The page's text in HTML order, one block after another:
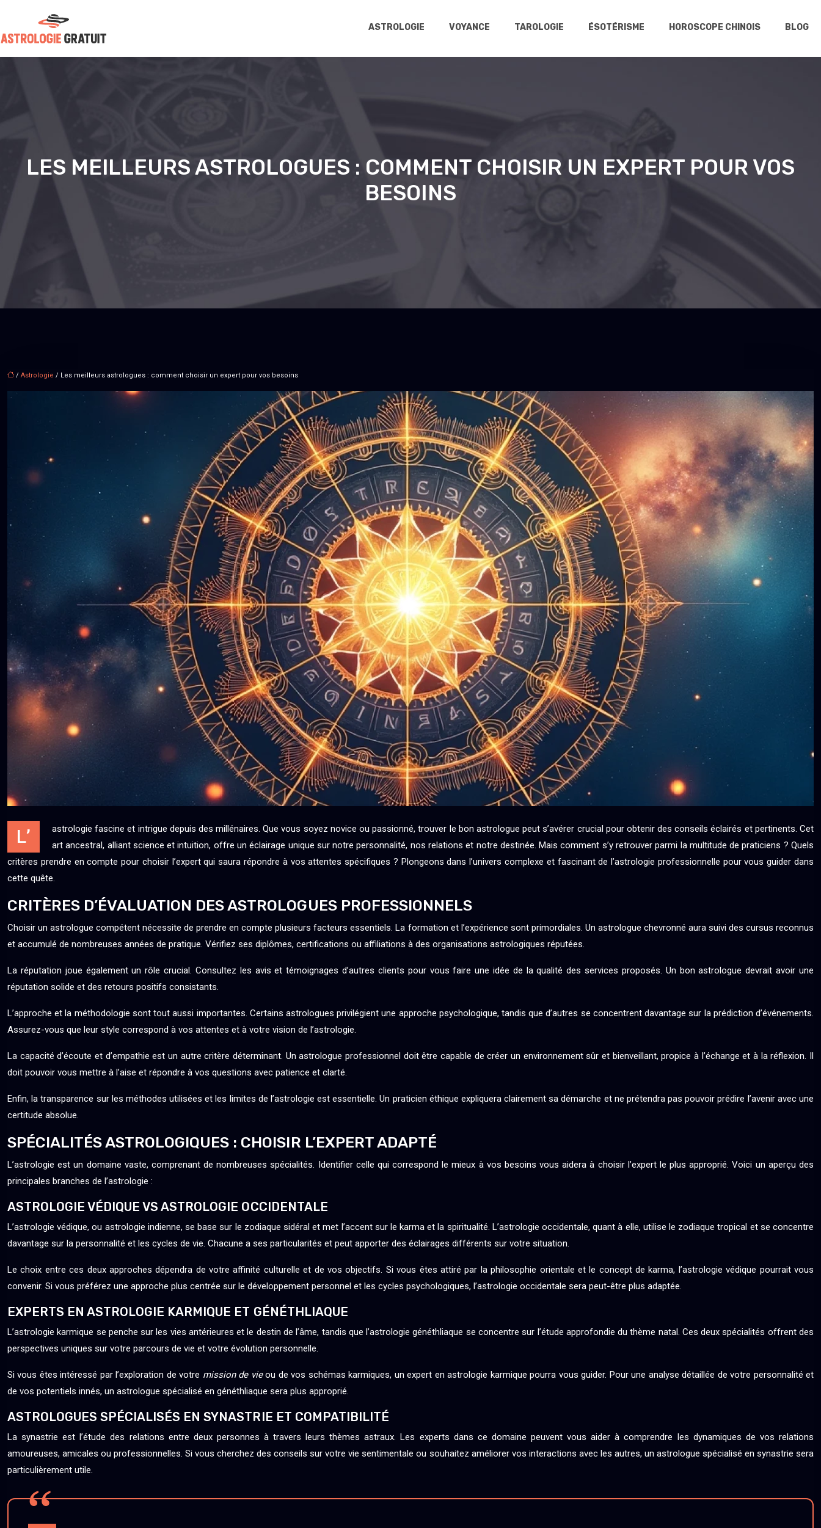
ASTROLOGIE VOYANCE TAROLOGIE ÉSOTÉRISME HOROSCOPE CHINOIS BLOG
LES MEILLEURS ASTROLOGUES : COMMENT CHOISIR UN EXPERT POUR VOS
BESOINS
/ Astrologie / Les meilleurs astrologues : comment choisir un expert pour vos besoins
L’
astrologie fascine et intrigue depuis des millénaires. Que vous soyez novice ou passionné, trouver le bon astrologue peut s’avérer crucial pour obtenir des conseils éclairés et pertinents. Cet
art ancestral, alliant science et intuition, offre un éclairage unique sur notre personnalité, nos relations et notre destinée. Mais comment s’y retrouver parmi la multitude de praticiens ? Quels
critères prendre en compte pour choisir l’expert qui saura répondre à vos attentes spécifiques ? Plongeons dans l’univers complexe et fascinant de l’astrologie professionnelle pour vous guider dans
cette quête.
CRITÈRES D’ÉVALUATION DES ASTROLOGUES PROFESSIONNELS
Choisir un astrologue compétent nécessite de prendre en compte plusieurs facteurs essentiels. La formation et l’expérience sont primordiales. Un astrologue chevronné aura suivi des cursus reconnus
et accumulé de nombreuses années de pratique. Vérifiez ses diplômes, certifications ou affiliations à des organisations astrologiques réputées.
La réputation joue également un rôle crucial. Consultez les avis et témoignages d’autres clients pour vous faire une idée de la qualité des services proposés. Un bon astrologue devrait avoir une
réputation solide et des retours positifs consistants.
L’approche et la méthodologie sont tout aussi importantes. Certains astrologues privilégient une approche psychologique, tandis que d’autres se concentrent davantage sur la prédiction d’événements.
Assurez-vous que leur style correspond à vos attentes et à votre vision de l’astrologie.
La capacité d’écoute et d’empathie est un autre critère déterminant. Un astrologue professionnel doit être capable de créer un environnement sûr et bienveillant, propice à l’échange et à la réflexion. Il
doit pouvoir vous mettre à l’aise et répondre à vos questions avec patience et clarté.
Enfin, la transparence sur les méthodes utilisées et les limites de l’astrologie est essentielle. Un praticien éthique expliquera clairement sa démarche et ne prétendra pas pouvoir prédire l’avenir avec une
certitude absolue.
SPÉCIALITÉS ASTROLOGIQUES : CHOISIR L’EXPERT ADAPTÉ
L’astrologie est un domaine vaste, comprenant de nombreuses spécialités. Identifier celle qui correspond le mieux à vos besoins vous aidera à choisir l’expert le plus approprié. Voici un aperçu des
principales branches de l’astrologie :
ASTROLOGIE VÉDIQUE VS ASTROLOGIE OCCIDENTALE
L’astrologie védique, ou astrologie indienne, se base sur le zodiaque sidéral et met l’accent sur le karma et la spiritualité. L’astrologie occidentale, quant à elle, utilise le zodiaque tropical et se concentre
davantage sur la personnalité et les cycles de vie. Chacune a ses particularités et peut apporter des éclairages différents sur votre situation.
Le choix entre ces deux approches dépendra de votre affinité culturelle et de vos objectifs. Si vous êtes attiré par la philosophie orientale et le concept de karma, l’astrologie védique pourrait vous
convenir. Si vous préférez une approche plus centrée sur le développement personnel et les cycles psychologiques, l’astrologie occidentale sera peut-être plus adaptée.
EXPERTS EN ASTROLOGIE KARMIQUE ET GÉNÉTHLIAQUE
L’astrologie karmique se penche sur les vies antérieures et le destin de l’âme, tandis que l’astrologie généthliaque se concentre sur l’étude approfondie du thème natal. Ces deux spécialités offrent des
perspectives uniques sur votre parcours de vie et votre évolution personnelle.
Si vous êtes intéressé par l’exploration de votre mission de vieou de vos schémas karmiques, un expert en astrologie karmique pourra vous guider. Pour une analyse détaillée de votre personnalité et
de vos potentiels innés, un astrologue spécialisé en généthliaque sera plus approprié.
ASTROLOGUES SPÉCIALISÉS EN SYNASTRIE ET COMPATIBILITÉ
La synastrie est l’étude des relations entre deux personnes à travers leurs thèmes astraux. Les experts dans ce domaine peuvent vous aider à comprendre les dynamiques de vos relations
amoureuses, amicales ou professionnelles. Si vous cherchez des conseils sur votre vie sentimentale ou souhaitez améliorer vos interactions avec les autres, un astrologue spécialisé en synastrie sera
particulièrement utile.